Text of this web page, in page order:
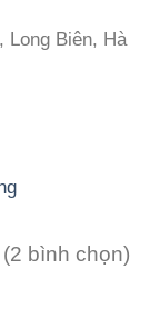
Long Biên, Hà
(2 bình chọn)